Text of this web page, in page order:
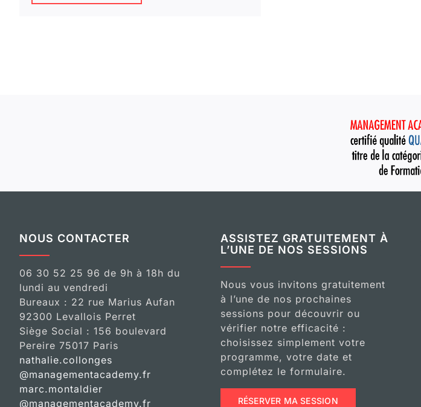
NOUS CONTACTER
06 30 52 25 96 de 9h à 18h du
lundi au vendredi
Bureaux : 22 rue Marius Aufan
92300 Levallois Perret
Siège Social : 156 boulevard
Pereire 75017 Paris
nathalie.collonges
@managementacademy.fr
marc.montaldier
@managementacademy.fr
ASSISTEZ GRATUITEMENT À
L’UNE DE NOS SESSIONS
Nous vous invitons gratuitement
à l’une de nos prochaines
sessions pour découvrir ou
vérifier notre efficacité :
choisissez simplement votre
programme, votre date et
complétez le formulaire.
RÉSERVER MA SESSION